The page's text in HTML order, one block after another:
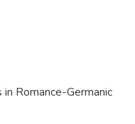
Romance-Germanic